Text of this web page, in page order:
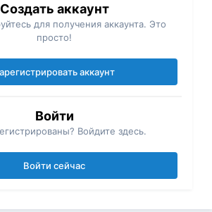
Создать аккаунт
для получения аккаунта. Это
просто!
аккаунт
Войти
Войдите здесь.
Войти сейчас